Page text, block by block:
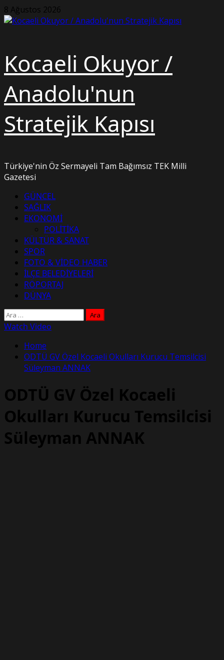
Skip
to
8 Ağustos 2026
Kocaeli Okuyor /
Anadolu'nun
Stratejik Kapısı
Türkiye'nin Öz Sermayeli Tam Bağımsız TEK Milli
Gazetesi
Primary
Menu
GÜNCEL
SAĞLIK
EKONOMİ
POLİTİKA
KÜLTÜR & SANAT
SPOR
FOTO & VİDEO HABER
İLÇE BELEDİYELERİ
RÖPORTAJ
DÜNYA
Arama:
Watch Video
Home
ODTÜ GV Özel Kocaeli Okulları Kurucu Temsilcisi
Süleyman ANNAK
ODTÜ GV Özel Kocaeli
Okulları Kurucu Temsilcisi
Süleyman ANNAK